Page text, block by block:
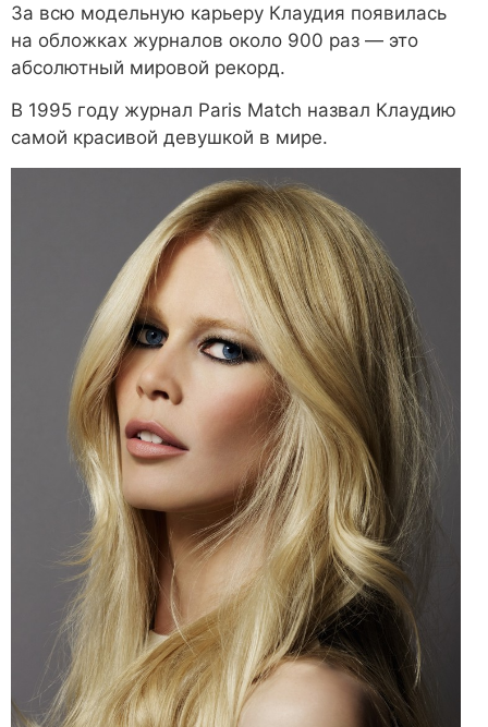
За всю модельную карьеру Клаудия появилась
на обложках журналов около 900 раз — это
абсолютный мировой рекорд.
В 1995 году журнал Paris Match назвал Клаудию
самой красивой девушкой в мире.